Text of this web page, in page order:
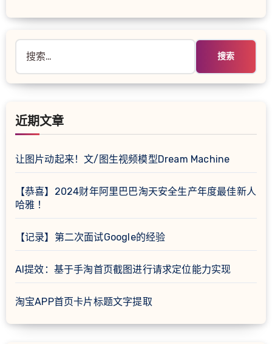
索：
近期文章
让图片动起来！文/图生视频模型Dream Machine
【恭喜】2024财年阿里巴巴淘天安全生产年度最佳新人
哈雅 ！
【记录】第二次面试Google的经验
AI提效：基于手淘首页截图进行请求定位能力实现
淘宝APP首页卡片标题文字提取